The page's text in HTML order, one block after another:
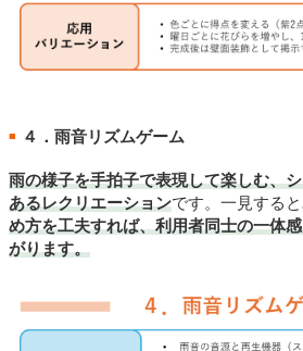
■ ４．雨音リズムゲーム
雨の様子を手拍子で表現して楽しむ、
あるレクリエーションです。一見する
め方を工夫すれば、利用者同士の一体
がります。